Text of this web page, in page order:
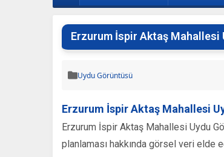
Erzurum İspir Aktaş Mahallesi
Uydu Görüntüsü
Erzurum İspir Aktaş Mahallesi
Erzurum İspir Aktaş Mahallesi Uydu
planlaması hakkında görsel veri elde